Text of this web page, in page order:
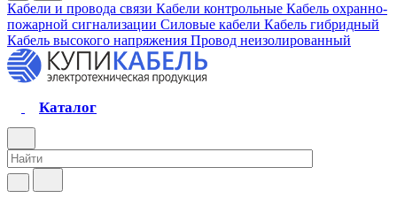
Кабели и провода связи Кабели контрольные Кабель охранно-
пожарной сигнализации Силовые кабели Кабель гибридный
Кабель высокого напряжения Провод неизолированный
Каталог